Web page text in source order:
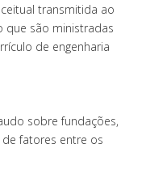
transmitida ao
que são ministradas
de engenharia
sobre fundações,
fatores entre os